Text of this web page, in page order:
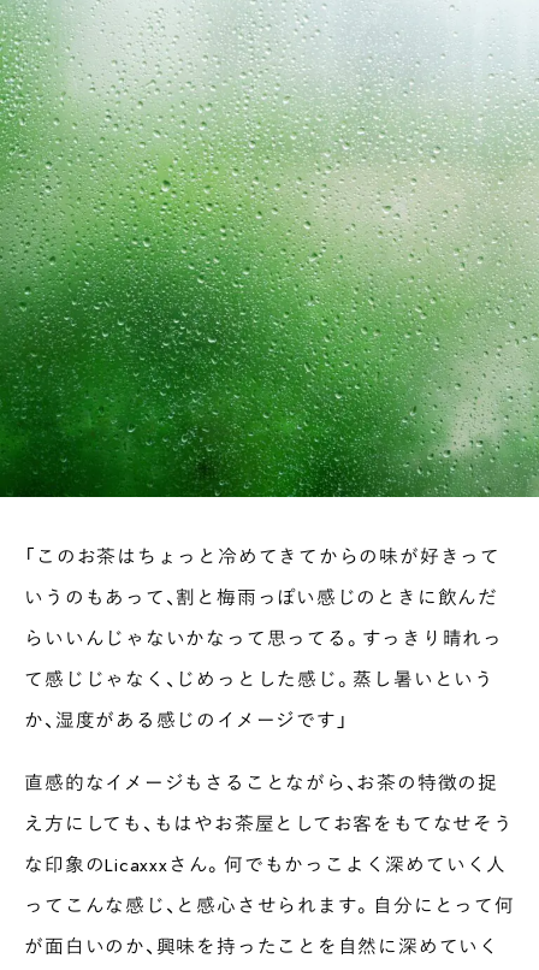
INTERVIEW
Ocha SURU? Lab.
PAUSE & INSPIRE
ファーストプレイスで、お茶を
COLUMN
COLOURS BY CHAGOCORO
「このお茶はちょっと冷めてきてからの味が好きって
いうのもあって、割と梅雨っぽい感じのときに飲んだ
らいいんじゃないかなって思ってる。すっきり晴れっ
て感じじゃなく、じめっとした感じ。蒸し暑いという
か、湿度がある感じのイメージです」
直感的なイメージもさることながら、お茶の特徴の捉
え方にしても、もはやお茶屋としてお客をもてなせそう
な印象のLicaxxxさん。何でもかっこよく深めていく人
ってこんな感じ、と感心させられます。自分にとって何
が面白いのか、興味を持ったことを自然に深めていく